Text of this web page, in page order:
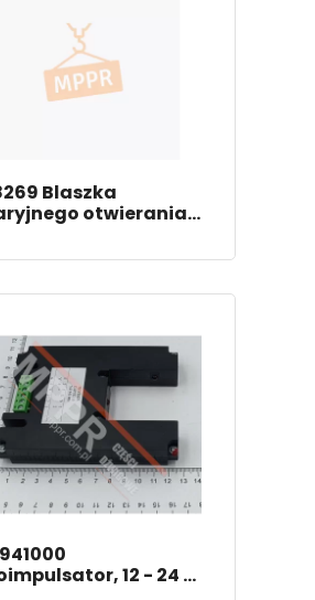
Blaszka
otwierania
12 - 24 V,